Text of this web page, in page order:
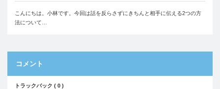
こんにちは。小林です。今回は話を反らさずにきちんと相手に伝える2つの方
法について…
コメント
トラックバック ( 0 )